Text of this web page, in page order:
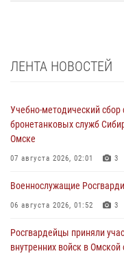
ЛЕНТА НОВОСТЕЙ
Учебно-методический
бронетанковых служб
Омске
07 августа 2026, 02:01 3
Военнослужащие
06 августа 2026, 01:52 3
Росгвардейцы приняли
внутренних войск в Омской